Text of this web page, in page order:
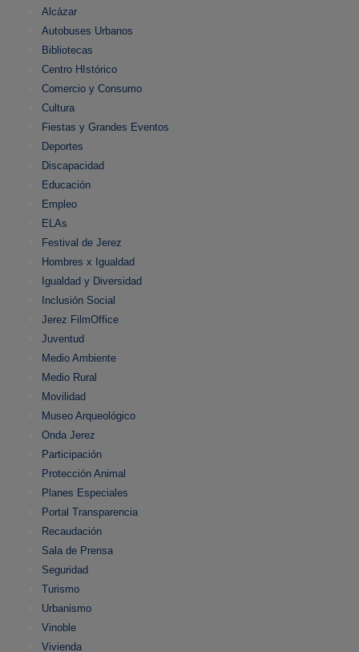
Alcázar
Autobuses Urbanos
Bibliotecas
Centro HIstórico
Comercio y Consumo
Cultura
Fiestas y Grandes Eventos
Deportes
Discapacidad
Educación
Empleo
ELAs
Festival de Jerez
Hombres x Igualdad
Igualdad y Diversidad
Inclusión Social
Jerez FilmOffice
Juventud
Medio Ambiente
Medio Rural
Movilidad
Museo Arqueológico
Onda Jerez
Participación
Protección Animal
Planes Especiales
Portal Transparencia
Recaudación
Sala de Prensa
Seguridad
Turismo
Urbanismo
Vinoble
Vivienda